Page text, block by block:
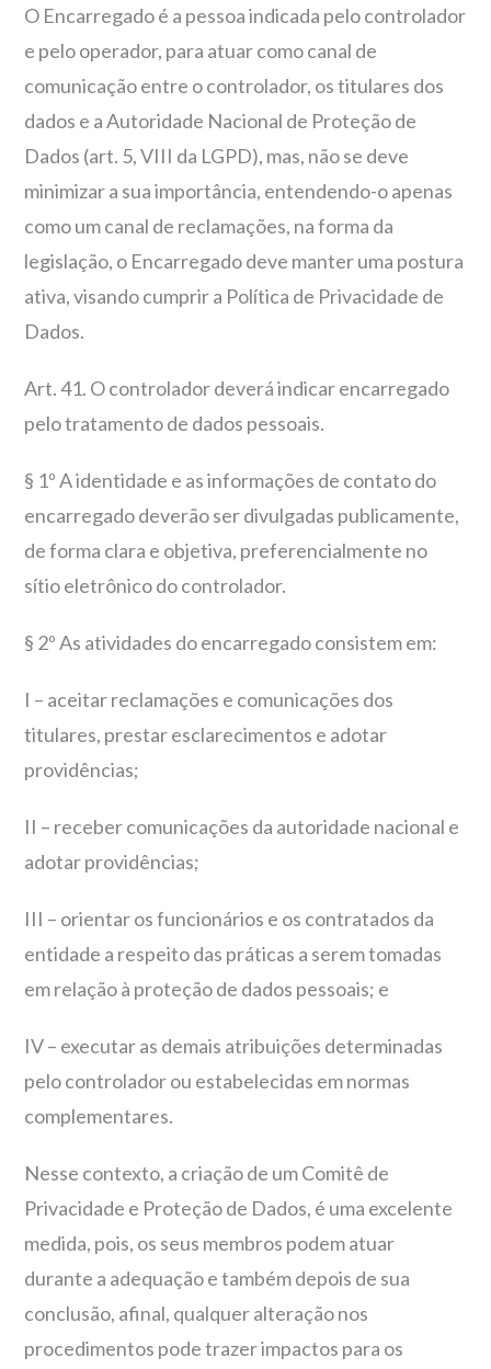
O Encarregado é a pessoa indicada pelo controlador
e pelo operador, para atuar como canal de
comunicação entre o controlador, os titulares dos
dados e a Autoridade Nacional de Proteção de
Dados (art. 5, VIII da LGPD), mas, não se deve
minimizar a sua importância, entendendo-o apenas
como um canal de reclamações, na forma da
legislação, o Encarregado deve manter uma postura
ativa, visando cumprir a Política de Privacidade de
Dados.
Art. 41. O controlador deverá indicar encarregado
pelo tratamento de dados pessoais.
§ 1º A identidade e as informações de contato do
encarregado deverão ser divulgadas publicamente,
de forma clara e objetiva, preferencialmente no
sítio eletrônico do controlador.
§ 2º As atividades do encarregado consistem em:
I – aceitar reclamações e comunicações dos
titulares, prestar esclarecimentos e adotar
providências;
II – receber comunicações da autoridade nacional e
adotar providências;
III – orientar os funcionários e os contratados da
entidade a respeito das práticas a serem tomadas
em relação à proteção de dados pessoais; e
IV – executar as demais atribuições determinadas
pelo controlador ou estabelecidas em normas
complementares.
Nesse contexto, a criação de um Comitê de
Privacidade e Proteção de Dados, é uma excelente
medida, pois, os seus membros podem atuar
durante a adequação e também depois de sua
conclusão, afinal, qualquer alteração nos
procedimentos pode trazer impactos para os